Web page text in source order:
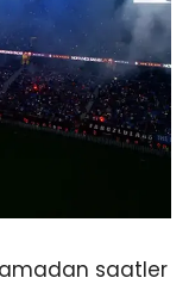
saatler